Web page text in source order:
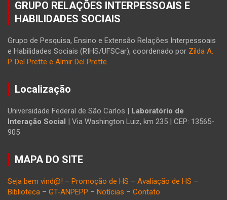
GRUPO RELAÇÕES INTERPESSOAIS E
HABILIDADES SOCIAIS
Grupo de Pesquisa, Ensino e Extensão Relações Interpessoais
e Habilidades Sociais (RIHS/UFSCar), coordenado por Zilda A.
P. Del Prette e Almir Del Prette.
Localização
Universidade Federal de São Carlos |
Laboratório de
Interação Social
| Via Washington Luiz, km 235 | CEP: 13565-
905
MAPA DO SITE
Seja bem vind@! – Promoção de HS – Avaliação de HS –
Biblioteca – GT-ANPEPP – Notícias – Contato